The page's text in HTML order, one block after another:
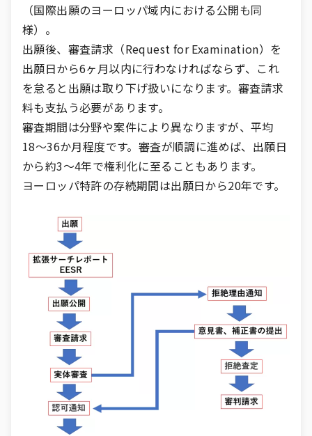
（国際出願のヨーロッパ域内における公開も同
様）。
出願後、審査請求（Request for Examination）を
出願日から6ヶ月以内に行わなければならず、これ
を怠ると出願は取り下げ扱いになります。審査請求
料も支払う必要があります。
審査期間は分野や案件により異なりますが、平均
18〜36か月程度です。審査が順調に進めば、出願日
から約3〜4年で権利化に至ることもあります。
ヨーロッパ特許の存続期間は出願日から20年です。